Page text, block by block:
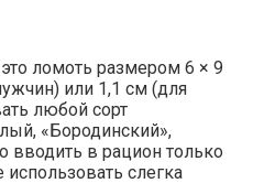
ломоть размером 6 × 9
или 1,1 см (для
любой сорт
«Бородинский»,
вводить в рацион только
слегка